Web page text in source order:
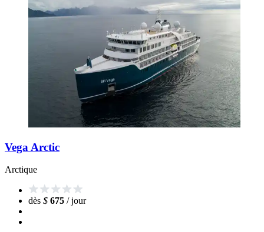
Vega Arctic
Arctique
dès $ 675 / jour